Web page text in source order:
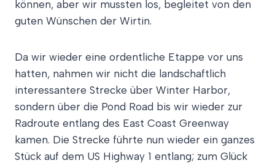
können, aber wir mussten los, begleitet von den
guten Wünschen der Wirtin.
Da wir wieder eine ordentliche Etappe vor uns
hatten, nahmen wir nicht die landschaftlich
interessantere Strecke über Winter Harbor,
sondern über die Pond Road bis wir wieder zur
Radroute entlang des East Coast Greenway
kamen. Die Strecke führte nun wieder ein ganzes
Stück auf dem US Highway 1 entlang; zum Glück